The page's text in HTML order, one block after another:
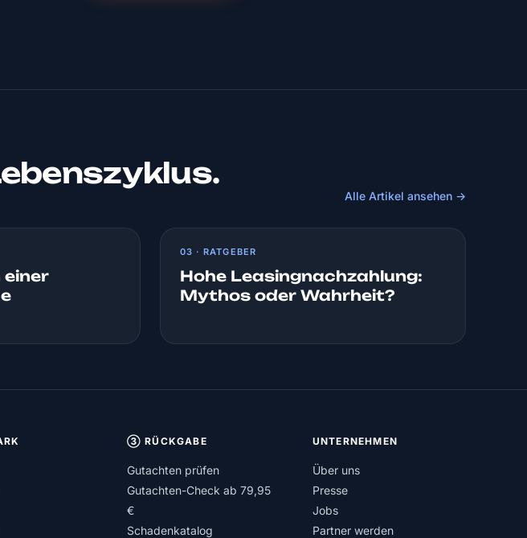
Alle Artikel ansehen →
einer
03 · RATGEBER
Hohe Leasingnachzahlung:
Mythos oder Wahrheit?
③ RÜCKGABE
Gutachten prüfen
Gutachten-Check ab 79,95
€
Schadenkatalog
UNTERNEHMEN
Über uns
Presse
Jobs
Partner werden